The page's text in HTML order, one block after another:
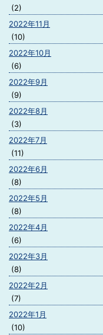
(2)
2022年11月
(10)
2022年10月
(6)
2022年9月
(9)
2022年8月
(3)
2022年7月
(11)
2022年6月
(8)
2022年5月
(8)
2022年4月
(6)
2022年3月
(8)
2022年2月
(7)
2022年1月
(10)